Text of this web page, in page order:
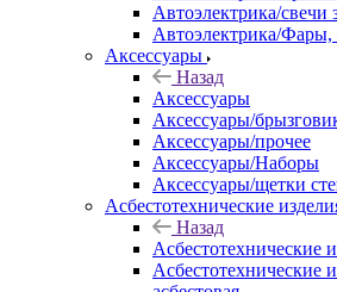
Автоэлектрика/свечи
Автоэлектрика/Фары,
Аксессуары
Назад
Аксессуары
Аксессуары/
Аксессуары/прочее
Аксессуары/Наборы
Аксессуары/щетки
Асбестотехнические
Назад
Асбестотехнические
Асбестотехнические